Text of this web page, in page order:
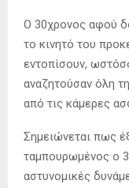
Ο 30χρονος αφού
το κινητό του
εντοπίσουν,
αναζητούσαν όλη
από τις κάμερες
Σημειώνεται πως
ταμπουρωμένος ο
αστυνομικές